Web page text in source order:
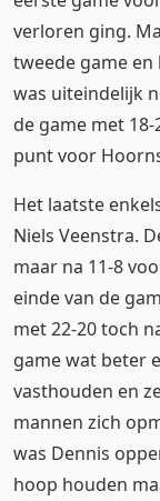
verloren ging.
tweede game en
was uiteindelijk
de game met
punt voor
Het laatste
Niels Veenstra.
maar na 11-8
einde van de
met 22-20 toch
game wat beter
vasthouden en
mannen zich
was Dennis
hoop houden